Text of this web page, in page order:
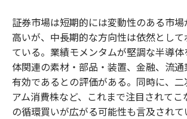
証券市場は短期的には変動性のある市
高いが、中長期的な方向性は依然とし
ている。業績モメンタムが堅調な半導
体関連の素材・部品・装置、金融、流
有効であるとの評価がある。同時に、二
アム消費株など、これまで注目されてこ
の循環買いが広がる可能性も言及されて